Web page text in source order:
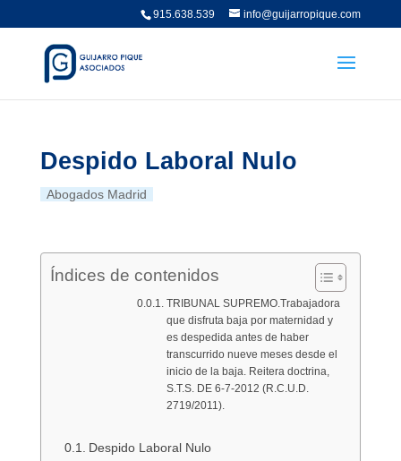
915.638.539 info@guijarropique.com
Despido Laboral Nulo
Abogados Madrid
Índices de contenidos
TRIBUNAL SUPREMO.Trabajadora
que disfruta baja por maternidad y
es despedida antes de haber
transcurrido nueve meses desde el
inicio de la baja. Reitera doctrina,
S.T.S. DE 6-7-2012 (R.C.U.D.
2719/2011).
Despido Laboral Nulo